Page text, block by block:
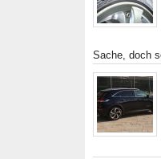
Sache, doch